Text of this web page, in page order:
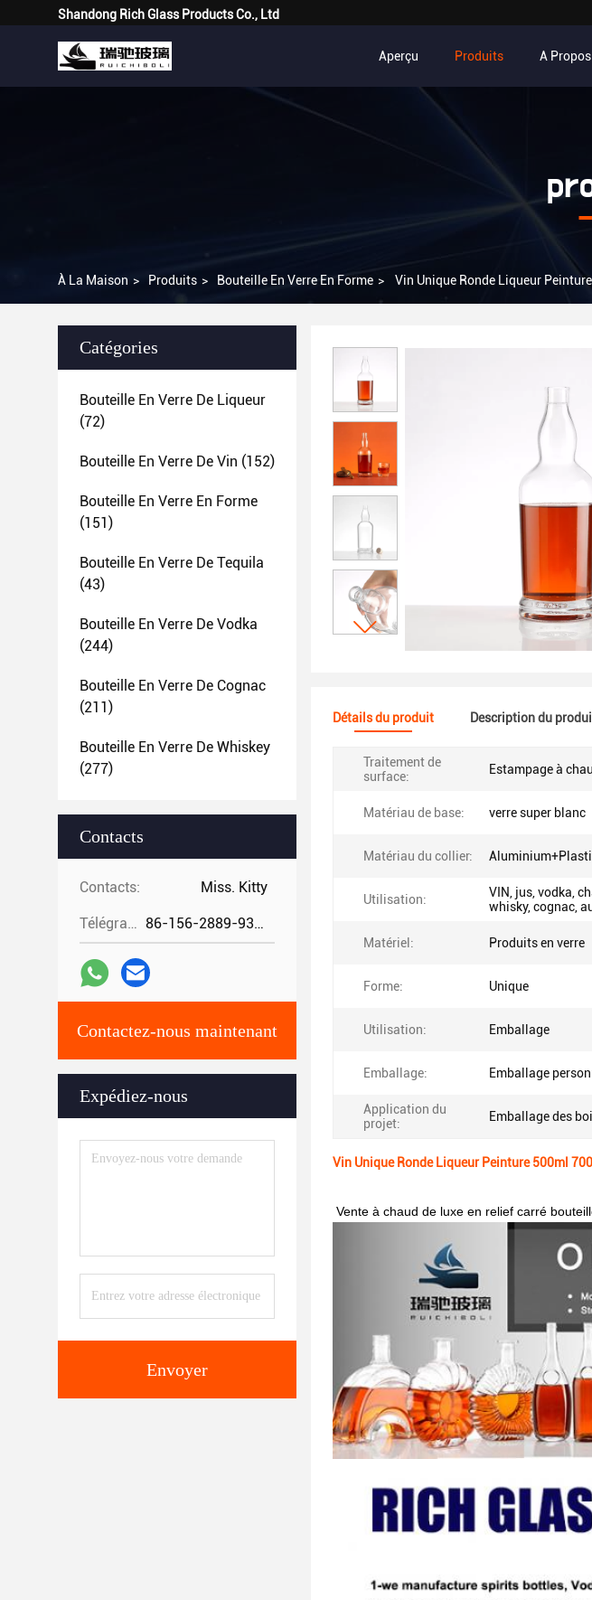
Shandong Rich Glass Products Co., Ltd
Aperçu Produits A
À La Maison > Produits > Bouteille En Verre En Forme > Vin Unique Ronde Liqueur
Catégories
Bouteille En Verre De Liqueur
(72)
Bouteille En Verre De Vin (152)
Bouteille En Verre En Forme
(151)
Bouteille En Verre De Tequila
(43)
Bouteille En Verre De Vodka
(244)
Bouteille En Verre De Cognac
(211)
Bouteille En Verre De Whiskey
(277)
Contacts
Contacts: Miss. Kitty
Télégramme: 86-156-2889-9325
Contactez-nous maintenant
Expédiez-nous
Envoyer
Détails du produit Description du
Traitement de
surface:
Estampage à
Matériau de base: verre super blanc
Matériau du collier:
Utilisation:
VIN, jus, vodka,
whisky, cognac,
Matériel: Produits en verre
Forme: Unique
Utilisation: Emballage
Emballage: Emballage
Application du
projet:
Emballage des
Vin Unique Ronde Liqueur Peinture 500ml
Vente à chaud de luxe en relief carré